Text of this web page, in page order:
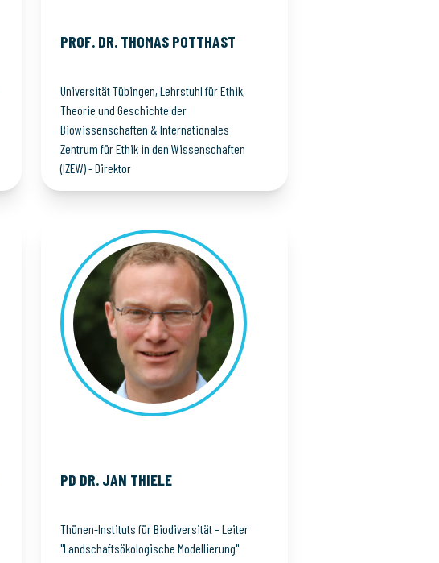
PROF. DR. THOMAS POTTHAST
Universität Tübingen, Lehrstuhl für Ethik,
Theorie und Geschichte der
Biowissenschaften & Internationales
Zentrum für Ethik in den Wissenschaften
(IZEW) - Direktor
PD DR. JAN THIELE
Thünen-Instituts für Biodiversität – Leiter
"Landschaftsökologische Modellierung"